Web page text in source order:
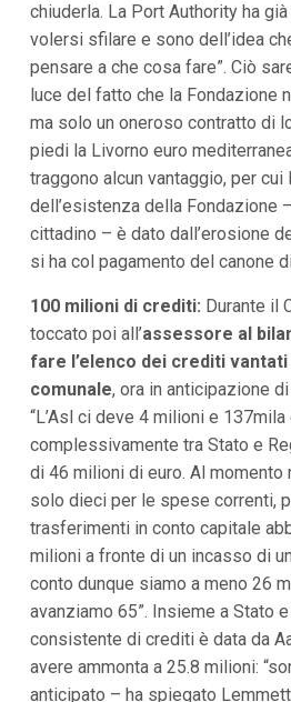
i
n
o
n
o
chiuderla. La Port Authority ha
volersi sfilare e sono dell’idea
pensare a che cosa fare”. Ciò
luce del fatto che la Fondazione
ma solo un oneroso contratto di
piedi la Livorno euro
traggono alcun vantaggio, per cui
dell’esistenza della Fondazione
cittadino – è dato dall’erosione
si ha col pagamento del canone
100 milioni di crediti: Durante il
toccato poi all’assessore al
fare l’elenco dei crediti
comunale, ora in anticipazione
“L’Asl ci deve 4 milioni e 137mila
complessivamente tra Stato e
di 46 milioni di euro. Al
solo dieci per le spese correnti,
trasferimenti in conto capitale
milioni a fronte di un incasso di
conto dunque siamo a meno 26
avanziamo 65”. Insieme a Stato
consistente di crediti è data da
avere ammonta a 25.8 milioni:
anticipato – ha spiegato